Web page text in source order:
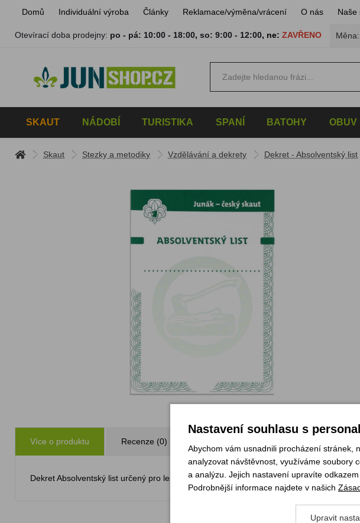
Domů Individuální výroba Články Reklamace/výměna/vrácení O nás Naše
Otevírací doba prodejny: po - pá: 10:00 - 18:00,so: 9:00 - 12:00, ne: ZAVŘENO
SKAUT NÁDOBÍ TURISTIKA SPANÍ BATOHY OBUV
Skaut Stezky a metodiky Vzdělávání a dekrety Dekret - Absolventský list
Více o produktu Recenze (0)
Dekret Absolventský list určený pro lesní akce.
Nastavení souhlasu s
Abychom vám usnadnili procházení stránek,
analyzovat návštěvnost, využíváme soubory
a analýzu. Jejich nastavení upravíte
Podrobnější informace najdete v našich
Upravit